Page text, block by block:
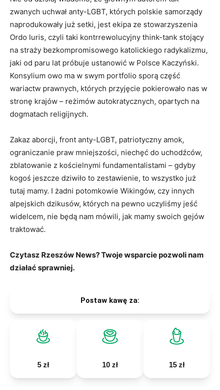
zwanych uchwał anty-LGBT, których polskie samorządy
naprodukowały już setki, jest ekipa ze stowarzyszenia
Ordo Iuris, czyli taki kontrrewolucyjny think-tank stojący
na straży bezkompromisowego katolickiego radykalizmu,
jaki od paru lat próbuje ustanowić w Polsce Kaczyński.
Konsylium owo ma w swym portfolio sporą część
wariactw prawnych, których przyjęcie pokierowało nas w
stronę krajów – reżimów autokratycznych, opartych na
dogmatach religijnych.
Zakaz aborcji, front anty-LGBT, patriotyczny amok,
ograniczanie praw mniejszości, niechęć do uchodźców,
zblatowanie z kościelnymi fundamentalistami – gdyby
kogoś jeszcze dziwiło to zestawienie, to wszystko już
tutaj mamy. I żadni potomkowie Wikingów, czy innych
alpejskich dzikusów, których na pewno uczyliśmy jeść
widelcem, nie będą nam mówili, jak mamy swoich gejów
traktować.
Czytasz Rzeszów News? Twoje wsparcie pozwoli nam
działać sprawniej.
Postaw kawę za:
5 zł 10 zł 15 zł